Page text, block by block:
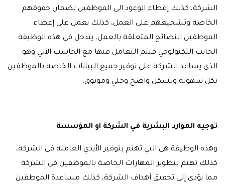
الشركة، كذلك إعطاء الوعود الى الموظفين لضمان حقوقهم
الخاصة وتشجيعهم على العمل، كذلك يعمل على إعطاء
الموظفين النصائح المتعلقة بالعمل، يتدخل في هذه الوظيفة
الجانب التكنولوجي فيتم التعامل فيها مع الحاسب الآلي وهو
الذي يساعد الشركة على توفير جميع البيانات الخاصة بالموظفين
بكل سهولة وبشكل واضح وجلي وموثوق.
توجيه الموارد البشرية في الشركة او المؤسسة
وهذه الوظيفة هي التي تهتم بتوفير الأيدي العاملة في الشركة،
كذلك تهتم بتطوير المهارات الخاصة بالموظفين في الشركة
مما يؤدي إلى تحقيق أهداف الشركة، كذلك مساعدة الموظفين